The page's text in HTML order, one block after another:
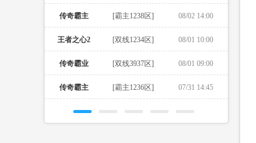
传奇霸主 [霸主1238区] 08/02 14:00
王者之心2 [双线1234区] 08/01 10:00
传奇霸业 [双线3937区] 08/01 09:00
传奇霸主 [霸主1236区] 07/31 14:45